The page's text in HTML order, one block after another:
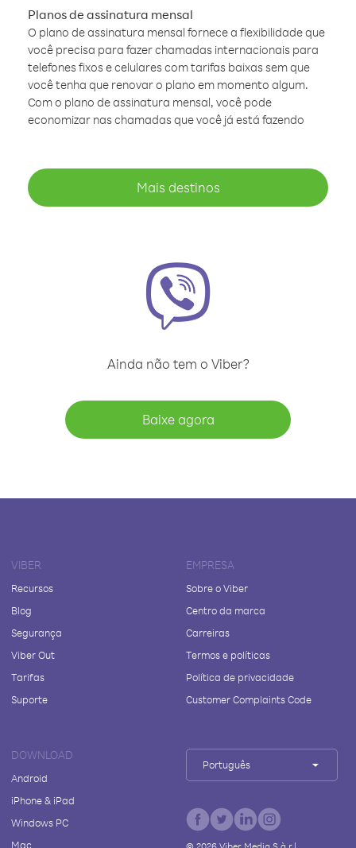
Planos de assinatura mensal
O plano de assinatura mensal fornece a flexibilidade que
você precisa para fazer chamadas internacionais para
telefones fixos e celulares com tarifas baixas sem que
você tenha que renovar o plano em momento algum.
Com o plano de assinatura mensal, você pode
economizar nas chamadas que você já está fazendo
Mais destinos
Ainda não tem o Viber?
Baixe agora
VIBER
Recursos
Blog
Segurança
Viber Out
Tarifas
Suporte
EMPRESA
Sobre o Viber
Centro da marca
Carreiras
Termos e políticas
Política de privacidade
Customer Complaints Code
DOWNLOAD
Android
iPhone & iPad
Windows PC
Mac
Português